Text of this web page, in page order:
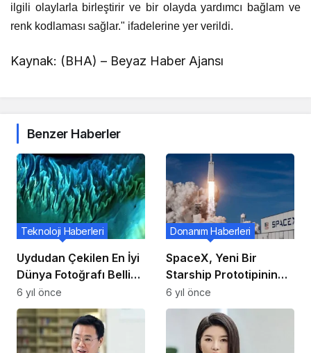
ilgili olaylarla birleştirir ve bir olayda yardımcı bağlam ve
renk kodlaması sağlar." ifadelerine yer verildi.
Kaynak: (BHA) – Beyaz Haber Ajansı
Benzer Haberler
Uydudan Çekilen En İyi
Dünya Fotoğrafı Belli
Oldu
Teknoloji Haberleri
6 yıl önce
SpaceX, Yeni Bir
Starship Prototipinin
Kalkış Testini
Gerçekleştirdi!
Donanım Haberleri
6 yıl önce